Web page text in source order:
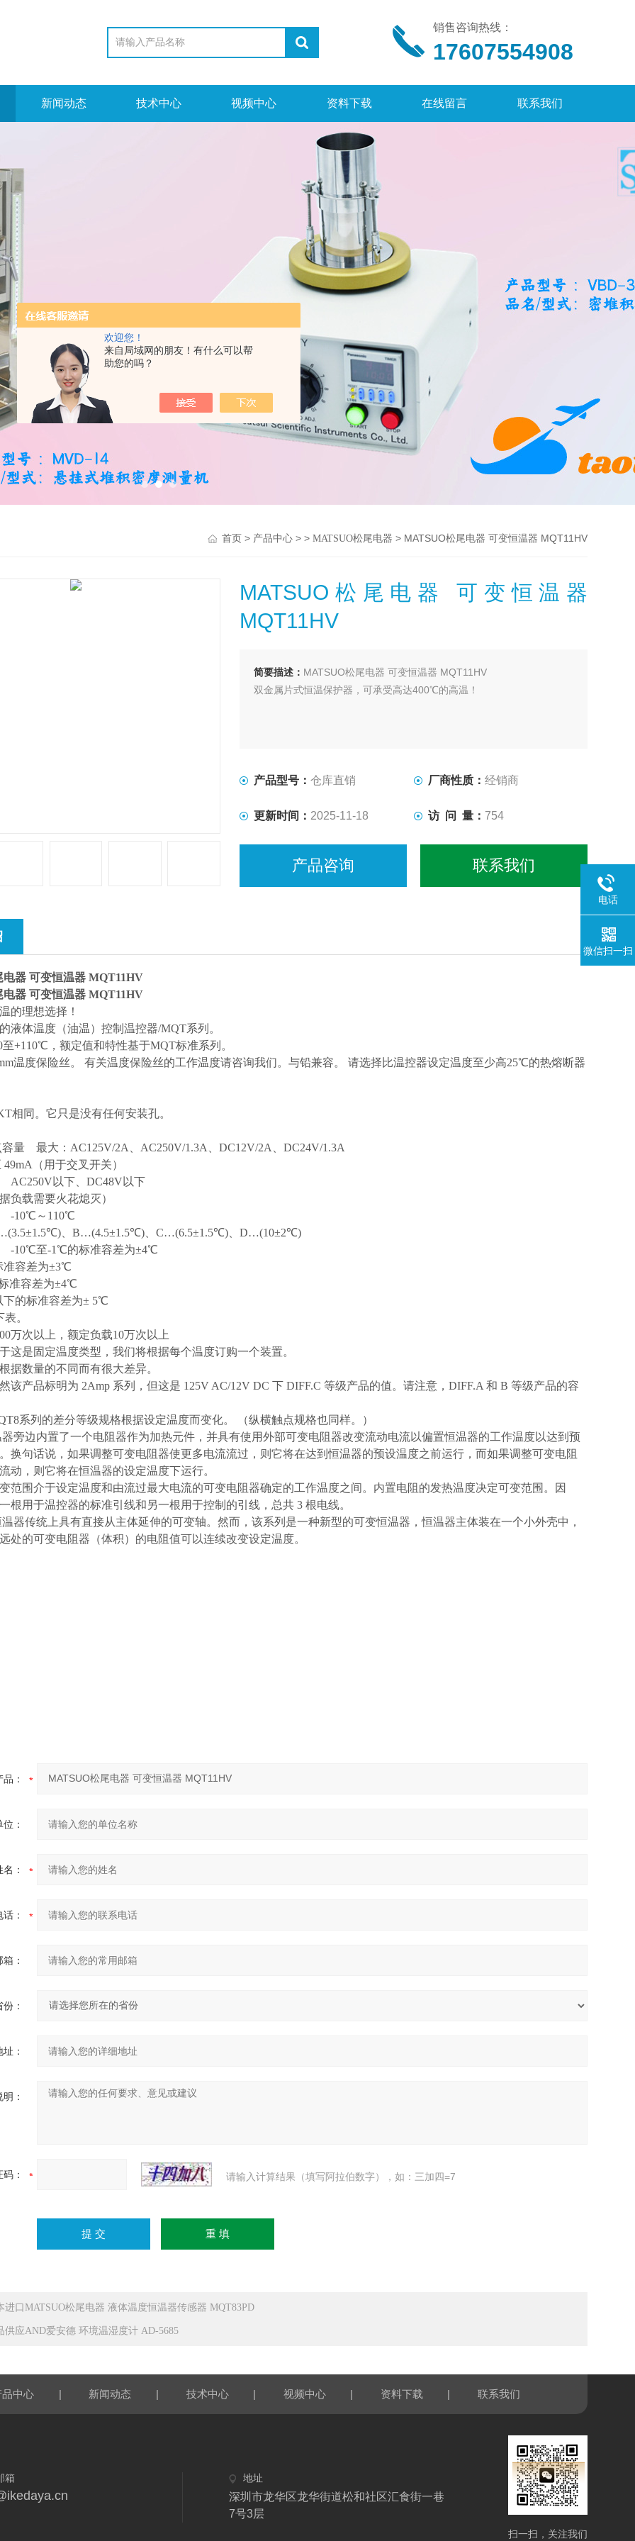
欢迎您！
来自局域网的朋友！有什么可以帮
助您的吗？
销售咨询热线：
17607554908
新闻动态 技术中心 视频中心 资料下载 在线留言 联系我们
首页> 产品中心> > MATSUO松尾电器 > MATSUO松尾电器 可变恒温器 MQT11HV
MATSUO松尾电器 可变恒温器
MQT11HV
简要描述： MATSUO松尾电器 可变恒温器 MQT11HV
双金属片式恒温保护器，可承受高达400℃的高温！
产品型号：仓库直销 厂商性质： 经销商
更新时间： 2025-11-18 访 问 量： 754
产品咨询 联系我们
器 可变恒温器 MQT11HV
器 可变恒温器 MQT11HV
的理想选择！
液体温度（油温）控制温控器/MQT系列。
+110℃，额定值和特性基于MQT标准系列。
温度保险丝。 有关温度保险丝的工作温度请咨询我们。与铅兼容。 请选择比温控器设定温度至少高25℃的热熔断器
相同。它只是没有任何安装孔。
容量 最大：AC125V/2A、AC250V/1.3A、DC12V/2A、DC24V/1.3A
（用于交叉开关）
AC250V以下、DC48V以下
负载需要火花熄灭）
-10℃～110℃
、B…(4.5±1.5℃)、C…(6.5±1.5℃)、D…(10±2℃)
-10℃至-1℃的标准容差为±4℃
容差为±3℃
准容差为±4℃
的标准容差为± 5℃
。
万次以上，额定负载10万次以上
是固定温度类型，我们将根据每个温度订购一个装置。
据数量的不同而有很大差异。
该产品标明为 2Amp 系列，但这是 125V AC/12V DC 下 DIFF.C 等级产品的值。请注意，DIFF.A 和 B 等级产品的容
系列的差分等级规格根据设定温度而变化。 （纵横触点规格也同样。）
旁边内置了一个电阻器作为加热元件，并具有使用外部可变电阻器改变流动电流以偏置恒温器的工作温度以达到预
换句话说，如果调整可变电阻器使更多电流流过，则它将在达到恒温器的预设温度之前运行，而如果调整可变电阻
动，则它将在恒温器的设定温度下运行。
范围介于设定温度和由流过最大电流的可变电阻器确定的工作温度之间。内置电阻的发热温度决定可变范围。因
根用于温控器的标准引线和另一根用于控制的引线，总共 3 根电线。
器传统上具有直接从主体延伸的可变轴。然而，该系列是一种新型的可变恒温器，恒温器主体装在一个小外壳中，
处的可变电阻器（体积）的电阻值可以连续改变设定温度。
品：
：
：
：
：
份：
：
：
： 请输入计算结果（填写阿拉伯数字），如：三加四=7
进口MATSUO松尾电器 液体温度恒温器传感器 MQT83PD
供应AND爱安德 环境温湿度计 AD-5685
品中心 | 新闻动态 | 技术中心 | 视频中心 | 资料下载 | 联系我们
箱 地址
深圳市龙华区龙华街道松和社区汇食街一巷
7号3层
扫一扫，关注我们
电话
微信扫一扫